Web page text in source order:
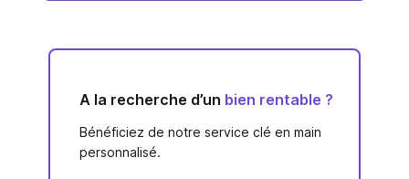
A la recherche d’un bien rentable ?
Bénéficiez de notre service clé en main
personnalisé.